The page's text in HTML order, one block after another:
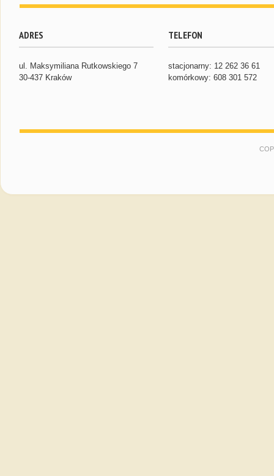
ADRES
ul. Maksymiliana Rutkowskiego 7
30-437 Kraków
TELEFON
stacjonarny: 12 262 36 61
komórkowy: 608 301 572